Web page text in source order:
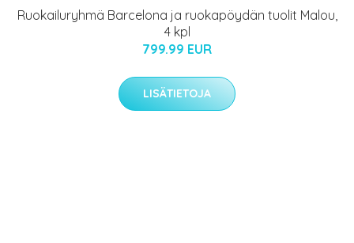
Ruokailuryhmä Barcelona ja ruokapöydän tuolit Malou,
4 kpl
799.99 EUR
LISÄTIETOJA